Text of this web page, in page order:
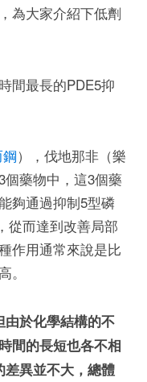
為大家介紹下低劑
間最長的PDE5抑
），伐地那非（樂
個藥物中，這3個藥
夠通過抑制5型磷
從而達到改善局部
作用通常來說是比
。
於化學結構的不
間的長短也各不相
差異並不大，總體